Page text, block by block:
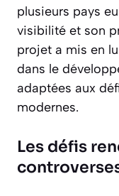
plusieurs pays
visibilité et son
projet a mis en
dans le
adaptées aux
modernes.
Les défis